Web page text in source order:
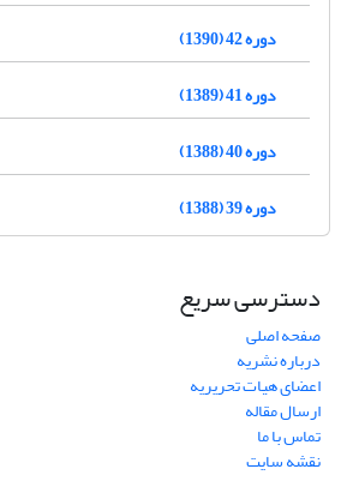
دوره 42 (1390)
دوره 41 (1389)
دوره 40 (1388)
دوره 39 (1388)
دسترسی سریع
صفحه اصلی
درباره نشریه
اعضای هیات تحریریه
ارسال مقاله
تماس با ما
نقشه سایت